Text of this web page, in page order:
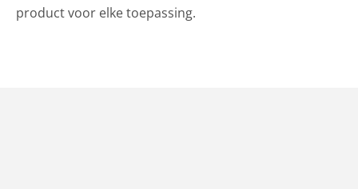
product voor elke toepassing.